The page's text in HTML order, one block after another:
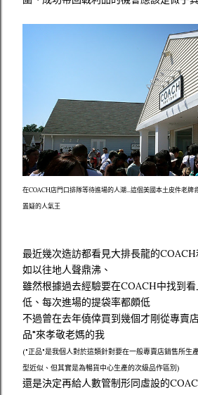
在COACH店門口排隊等待進場的人潮...這個美國本土皮件老
置疑的人氣王
最近幾次造訪都看見大排長龍的
如以往地人聲鼎沸、
雖然根據過去經驗要在COACH中找到
低、每次進場的提袋率都頗低
不過曾在去年僥倖買到幾個才剛從專賣
品"來孝敬老媽的我
("正品"是我個人對於這類針對要在一般專賣店銷售所生
型近似、但其實是為暢貨中心生產的次級品作區別)
還是決定再給人數管制形同虛設的